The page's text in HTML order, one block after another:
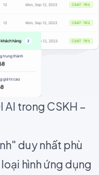
trong CSKH –
duy nhất phù
hình ứng dụng